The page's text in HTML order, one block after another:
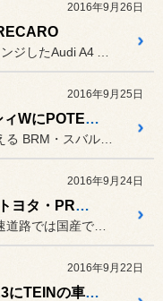
2016年9月26日
2016年9月25日
BRM・スバル・レガシィWにPOTENZA＆Prodrive
2016年9月24日
働くクルマNCP165・トヨタ・PROBOXにナビ取付
2016年9月22日
BGZ11・日産・CUBE3にTEINの車高調・STREET BASISを取付